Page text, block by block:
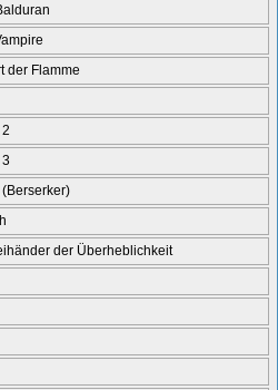
der Flamme
der Überheblichkeit